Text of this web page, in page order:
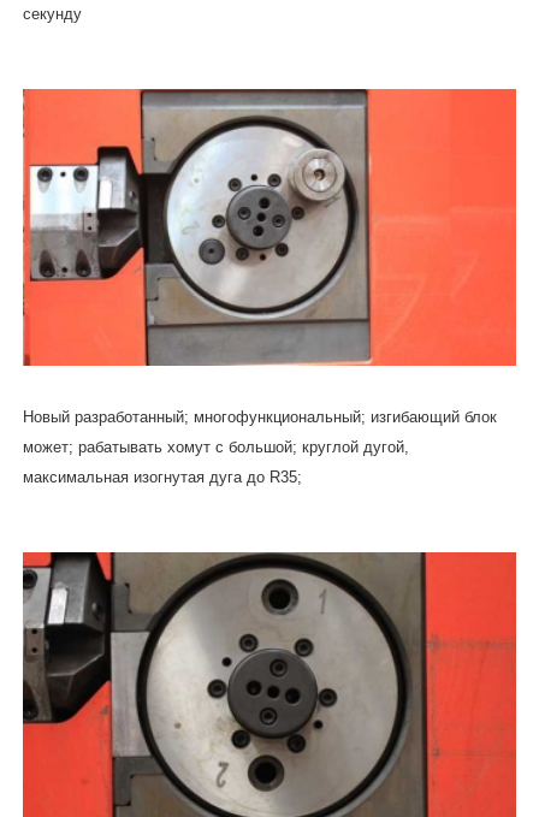
секунду
Новый разработанный; многофункциональный; изгибающий блок
может; рабатывать хомут с большой; круглой дугой,
максимальная изогнутая дуга до R35;